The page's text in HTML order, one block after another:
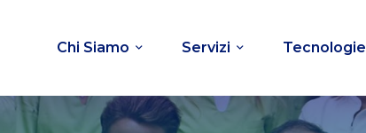
Chi Siamo Servizi Tecnologie